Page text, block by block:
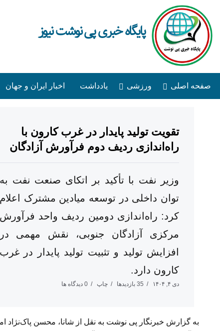
پایگاه خبری پی نوشت نیوز
صفحه اصلی ورزشی یادداشت اخبار ایران و جهان
تقویت تولید پایدار در غرب کارون با
راه‌اندازی ردیف دوم فرآورش آزادگان
وزیر نفت با تأکید بر اتکای صنعت نفت به
توان داخلی در توسعه میادین مشترک اعلام
کرد: راه‌اندازی دومین ردیف واحد فرآورش
مرکزی آزادگان جنوبی، نقش مهمی در
افزایش تولید و تثبیت تولید پایدار در غرب
کارون دارد.
دی ۴, ۱۴۰۴ 35 بازدیدها چاپ 0 دیدگاه ها
به گزارش خبرنگار پی نوشت به نقل از شانا، محسن پاک‌نژاد